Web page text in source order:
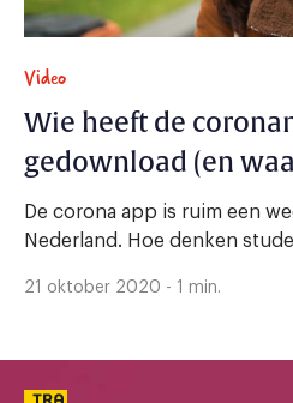
Video
Wie heeft de
gedownload (en
De corona app is ruim een
Nederland. Hoe denken
21 oktober 2020 - 1 min.